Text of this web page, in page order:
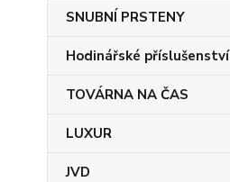
SNUBNÍ PRSTENY
Hodinářské příslušenství
TOVÁRNA NA ČAS
LUXUR
JVD